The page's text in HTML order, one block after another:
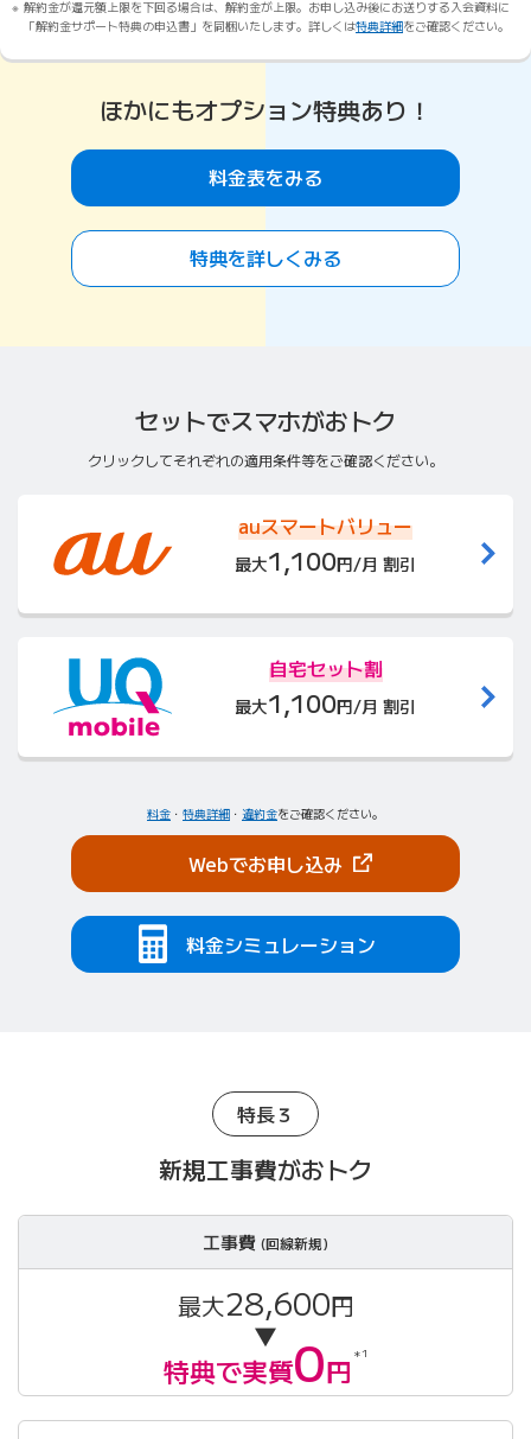
解約金が還元額上限を下回る場合は、解約金が上限。お申し込み後にお送りする入会資料に
「解約金サポート特典の申込書」を同梱いたします。詳しくは特典詳細をご確認ください。
ほかにもオプション特典あり！
料金表をみる
特典を詳しくみる
セットでスマホがおトク
クリックしてそれぞれの適用条件等をご確認ください。
auスマートバリュー
最大1,100円/月 割引
自宅セット割
最大1,100円/月 割引
料金 ・ 特典詳細 ・ 違約金をご確認ください。
Webでお申し込み（新しいタブで開き
料金シミュレーション
特長３
新規工事費がおトク
工事費 (回線新規)
最大28,600円
▼
特典で実質0円 ＊1